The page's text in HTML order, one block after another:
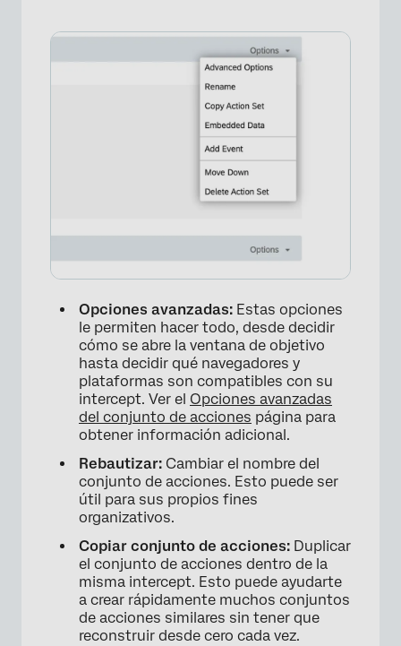
×
Opciones avanzadas: Estas opciones
le permiten hacer todo, desde decidir
cómo se abre la ventana de objetivo
hasta decidir qué navegadores y
plataformas son compatibles con su
intercept. Ver el Opciones avanzadas
del conjunto de acciones página para
obtener información adicional.
Rebautizar: Cambiar el nombre del
conjunto de acciones. Esto puede ser
útil para sus propios fines
organizativos.
Copiar conjunto de acciones: Duplicar
el conjunto de acciones dentro de la
misma intercept. Esto puede ayudarte
a crear rápidamente muchos conjuntos
de acciones similares sin tener que
reconstruir desde cero cada vez.